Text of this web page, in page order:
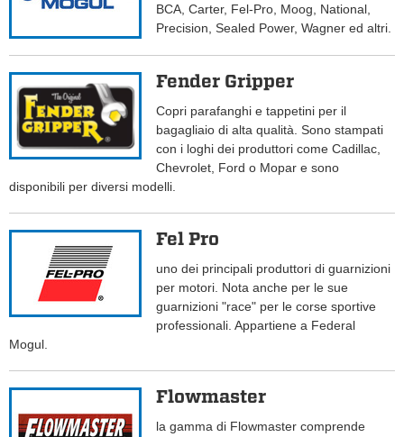
BCA, Carter, Fel-Pro, Moog, National,
Precision, Sealed Power, Wagner ed altri.
Fender Gripper
Copri parafanghi e tappetini per il
bagagliaio di alta qualità. Sono stampati
con i loghi dei produttori come Cadillac,
Chevrolet, Ford o Mopar e sono
disponibili per diversi modelli.
Fel Pro
uno dei principali produttori di guarnizioni
per motori. Nota anche per le sue
guarnizioni "race" per le corse sportive
professionali. Appartiene a Federal
Mogul.
Flowmaster
la gamma di Flowmaster comprende